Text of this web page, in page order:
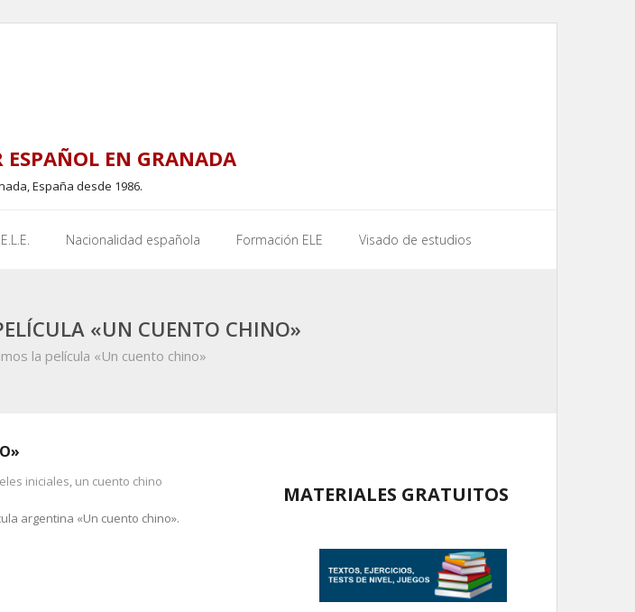
EN GRANADA
España desde 1986.
Nacionalidad española Formación ELE Visado de estudios
«UN CUENTO CHINO»
la película «Un cuento chino»
iniciales, un cuento chino
argentina «Un cuento chino».
MATERIALES GRATUITOS